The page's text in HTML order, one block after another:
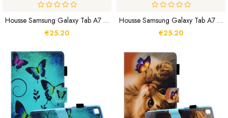
Housse Samsung Galaxy Tab A7 Lite Papillons Arc-En-Ciel
€25.20
Housse Samsung Galaxy Tab A7 Lite Aztèque
€25.20